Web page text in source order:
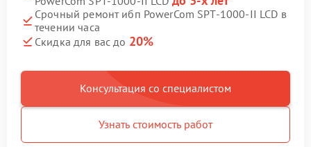
Срочный ремонт ибп PowerCom SPT-1000-II LCD в
течении часа
Скидка для вас до 20%
Консультация со специалистом
Узнать стоимость работ